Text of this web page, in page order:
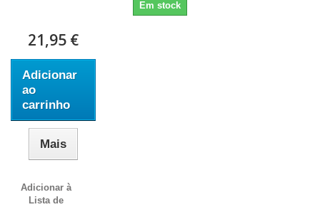
Em stock
21,95 €
Adicionar
ao
carrinho
Mais
Adicionar à
Lista de